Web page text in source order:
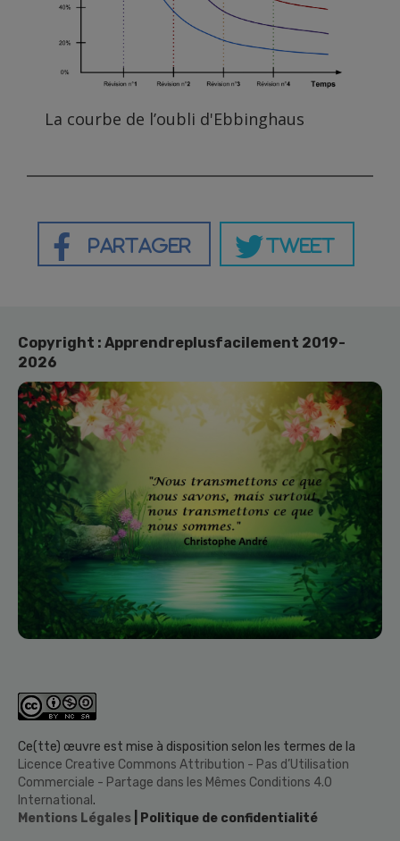
La courbe de l’oubli d'Ebbinghaus
Partager Tweet
Copyright : Apprendreplusfacilement 2019-
2026
Ce(tte) œuvre est mise à disposition selon les termes de la
Licence Creative Commons Attribution - Pas d’Utilisation
Commerciale - Partage dans les Mêmes Conditions 4.0
International .
Mentions Légales
| Politique de confidentialité